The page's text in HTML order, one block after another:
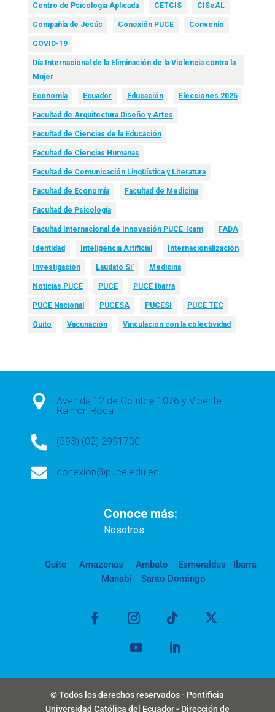
Centro de Psicología Aplicada CETCIS CISeAL
Compañía de Jesús Conexión PUCE Convenio
COVID-19
Día Internacional de la Eliminación de la Violencia contra la
Mujer
Economía Ecuador Educación Elecciones 2025
Facultad de Arquitectura Diseño y Artes
Facultad de Ciencias de la Educación
Facultad de Ciencias Humanas
Facultad de Comunicación Lingüística y Literatura
Facultad de Economía Facultad de Medicina
Facultad de Psicología
Facultad Internacional de Innovación PUCE-Icam FADA
Identidad Inteligencia Artificial Internacionalización
Investigación Laudato Si’ Medicina
Noticias PUCE PUCE PUCE Ibarra
PUCE Nacional PUCESA PUCESI PUCE TEC
Quito Vacunación Vinculación con la colectividad

Avenida 12 de Octubre 1076 y Vicente
Ramón Roca
 (593) (02) 2991700
 conexion@puce.edu.ec
Conoce más:
Nosotros
Quito Amazonas Ambato Esmeraldas
Ibarra
Manabí
Santo Domingo
© Todos los derechos reservados - Pontificia
Universidad Católica del Ecuador - Dirección de